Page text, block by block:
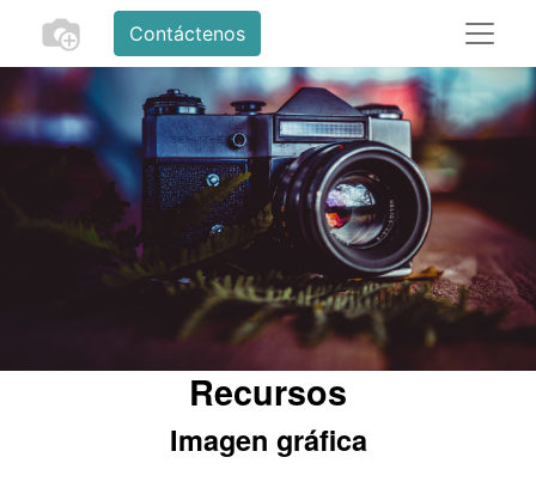
Contáctenos
Recursos
Imagen gráfica